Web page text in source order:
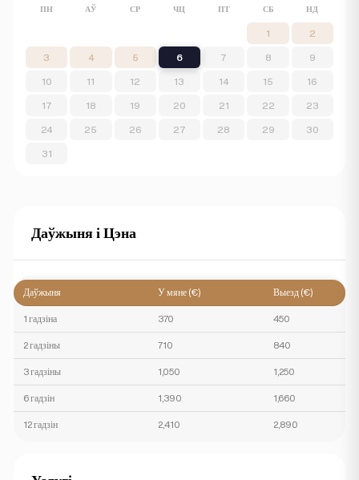
ПН АЎ СР ЧЦ ПТ СБ НД
1 2
3 4 5 6 7 8 9
10 11 12 13 14 15 16
17 18 19 20 21 22 23
24 25 26 27 28 29 30
31
Даўжыня і Цэна
Даўжыня У мяне (€) Выезд (€)
1 гадзіна 370 450
2 гадзіны 710 840
3 гадзіны 1,050 1,250
6 гадзін 1,390 1,660
12 гадзін 2,410 2,890